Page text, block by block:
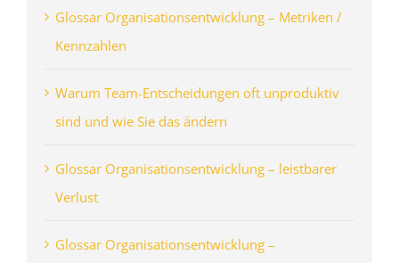
Glossar Organisationsentwicklung – Metriken /
Kennzahlen
Warum Team-Entscheidungen oft unproduktiv
sind und wie Sie das ändern
Glossar Organisationsentwicklung – leistbarer
Verlust
Glossar Organisationsentwicklung –